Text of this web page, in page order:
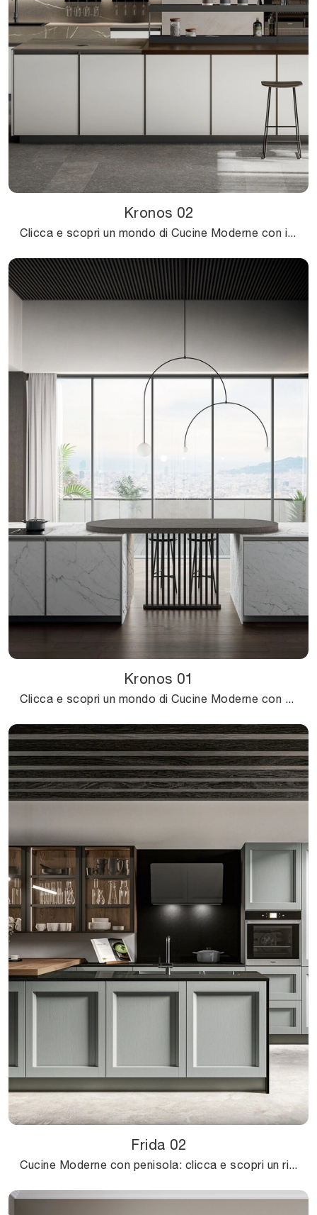
Kronos 02
Clicca e scopri un mondo di Cucine Moderne con isola: la cucina Kronos 02 Arredo3 in Pet ti sta aspettando!
Kronos 01
Clicca e scopri un mondo di Cucine Moderne con penisola: la cucina Kronos 01 Arredo3 in gres ti aspetta!
Frida 02
Cucine Moderne con penisola: clicca e scopri un ricco catalogo di soluzioni dell'azienda Arredo3, tra cui il modello Frida 02.